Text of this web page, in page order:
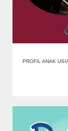
PROFIL ANAK